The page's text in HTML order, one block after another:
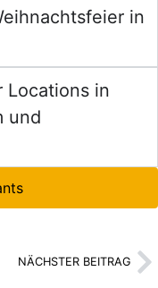
in
Locations in
und
NÄCHSTER BEITRAG